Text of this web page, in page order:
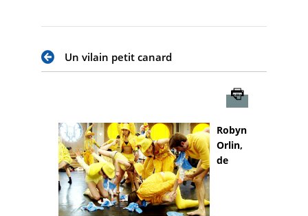
Un vilain petit canard
Robyn
Orlin,
de